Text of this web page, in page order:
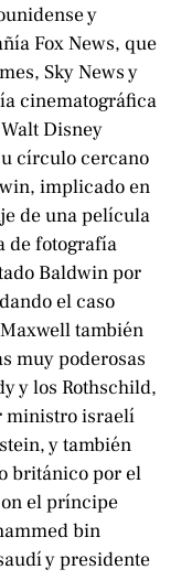
y
Fox News, que
Sky News y
cinematográfica
Disney
círculo cercano
implicado en
de una película
de fotografía
Baldwin por
el caso
también
muy poderosas
y los Rothschild,
ministro israelí
y también
británico por el
el príncipe
bin
y presidente